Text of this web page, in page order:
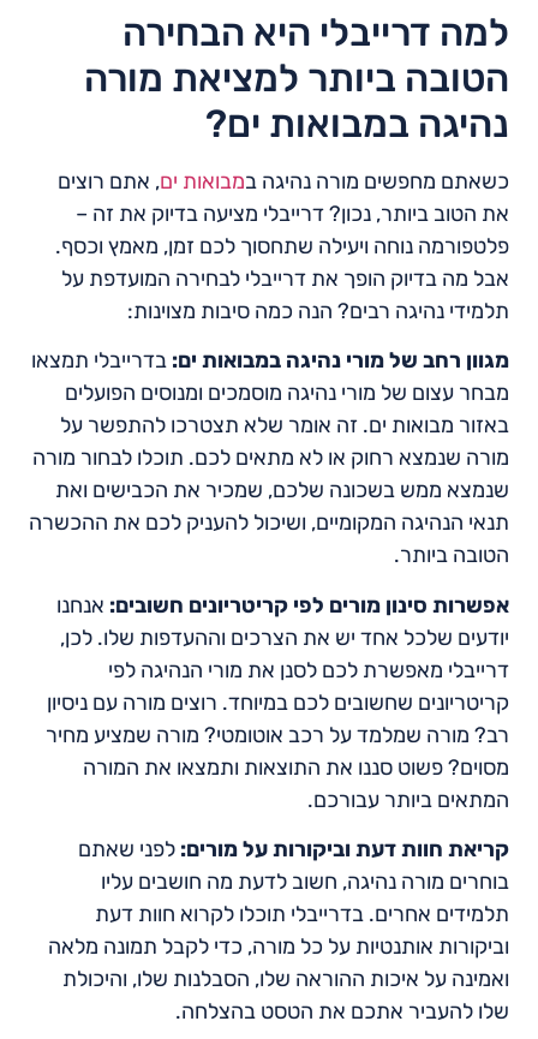
למה דרייבלי היא הבחירה
הטובה ביותר למציאת מורה
נהיגה במבואות ים?
כשאתם מחפשים מורה נהיגה במבואות ים, אתם רוצים
את הטוב ביותר, נכון? דרייבלי מציעה בדיוק את זה –
פלטפורמה נוחה ויעילה שתחסוך לכם זמן, מאמץ וכסף.
אבל מה בדיוק הופך את דרייבלי לבחירה המועדפת על
תלמידי נהיגה רבים? הנה כמה סיבות מצוינות:
מגוון רחב של מורי נהיגה במבואות ים: בדרייבלי תמצאו
מבחר עצום של מורי נהיגה מוסמכים ומנוסים הפועלים
באזור מבואות ים. זה אומר שלא תצטרכו להתפשר על
מורה שנמצא רחוק או לא מתאים לכם. תוכלו לבחור מורה
שנמצא ממש בשכונה שלכם, שמכיר את הכבישים ואת
תנאי הנהיגה המקומיים, ושיכול להעניק לכם את ההכשרה
הטובה ביותר.
אפשרות סינון מורים לפי קריטריונים חשובים: אנחנו
יודעים שלכל אחד יש את הצרכים וההעדפות שלו. לכן,
דרייבלי מאפשרת לכם לסנן את מורי הנהיגה לפי
קריטריונים שחשובים לכם במיוחד. רוצים מורה עם ניסיון
רב? מורה שמלמד על רכב אוטומטי? מורה שמציע מחיר
מסוים? פשוט סננו את התוצאות ותמצאו את המורה
המתאים ביותר עבורכם.
קריאת חוות דעת וביקורות על מורים: לפני שאתם
בוחרים מורה נהיגה, חשוב לדעת מה חושבים עליו
תלמידים אחרים. בדרייבלי תוכלו לקרוא חוות דעת
וביקורות אותנטיות על כל מורה, כדי לקבל תמונה מלאה
ואמינה על איכות ההוראה שלו, הסבלנות שלו, והיכולת
שלו להעביר אתכם את הטסט בהצלחה.